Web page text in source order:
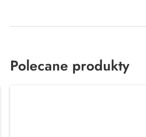
Polecane produkty